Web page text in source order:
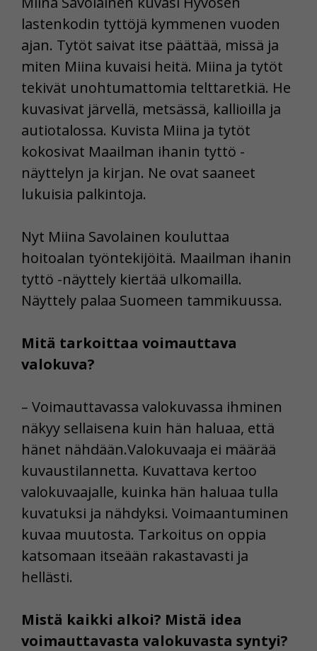
lastenkodin tyttöjä kymmenen vuoden
ajan. Tytöt saivat itse päättää, missä ja
miten Miina kuvaisi heitä. Miina ja tytöt
tekivät unohtumattomia telttaretkiä. He
kuvasivat järvellä, metsässä, kallioilla ja
autiotalossa. Kuvista Miina ja tytöt
kokosivat Maailman ihanin tyttö -
näyttelyn ja kirjan. Ne ovat saaneet
lukuisia palkintoja.
Nyt Miina Savolainen kouluttaa
hoitoalan työntekijöitä. Maailman ihanin
tyttö -näyttely kiertää ulkomailla.
Näyttely palaa Suomeen tammikuussa.
Mitä tarkoittaa voimauttava
valokuva?
– Voimauttavassa valokuvassa ihminen
näkyy sellaisena kuin hän haluaa, että
hänet nähdään.Valokuvaaja ei määrää
kuvaustilannetta. Kuvattava kertoo
valokuvaajalle, kuinka hän haluaa tulla
kuvatuksi ja nähdyksi. Voimaantuminen
kuvaa muutosta. Tarkoitus on oppia
katsomaan itseään rakastavasti ja
hellästi.
Mistä kaikki alkoi? Mistä idea
voimauttavasta valokuvasta syntyi?